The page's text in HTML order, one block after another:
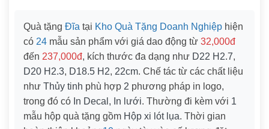
Quà tặng Đĩa tại Kho Quà Tặng Doanh Nghiệp hiện
có 24 mẫu sản phẩm với giá dao động từ 32,000đ
đến 237,000đ, kích thước đa dạng như D22 H2.7,
D20 H2.3, D18.5 H2, 22cm. Chế tác từ các chất liệu
như Thủy tinh phù hợp 2 phương pháp in logo,
trong đó có In Decal, In lưới. Thường đi kèm với 1
mẫu hộp quà tặng gồm Hộp xi lót lụa. Thời gian